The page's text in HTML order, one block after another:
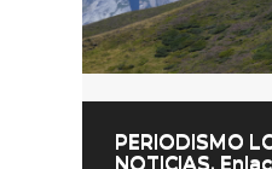
PERIODISMO
NOTICIAS.